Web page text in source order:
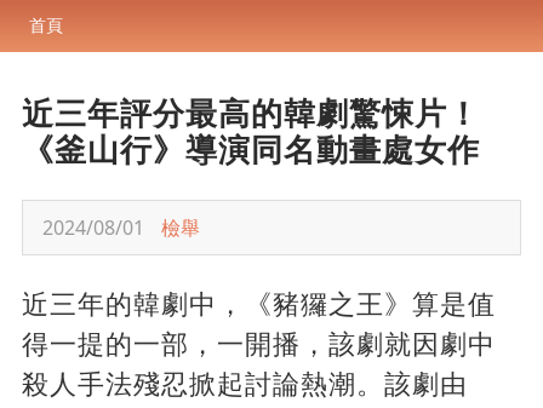
首頁
近三年評分最高的韓劇驚悚片！
《釜山行》導演同名動畫處女作
2024/08/01 檢舉
近三年的韓劇中，《豬玀之王》算是值
得一提的一部，一開播，該劇就因劇中
殺人手法殘忍掀起討論熱潮。該劇由